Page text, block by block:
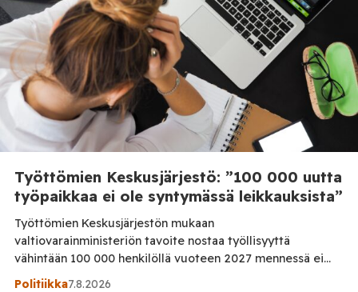
Työttömien Keskusjärjestö: ”100 000 uutta
työpaikkaa ei ole syntymässä leikkauksista”
Työttömien Keskusjärjestön mukaan
valtiovarainministeriön tavoite nostaa työllisyyttä
vähintään 100 000 henkilöllä vuoteen 2027 mennessä ei
ole realistinen, jos työllisyyspalveluihin kohdistuvia
Politiikka7.8.2026